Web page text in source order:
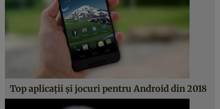
Top aplicaţii şi jocuri pentru Android din 2018